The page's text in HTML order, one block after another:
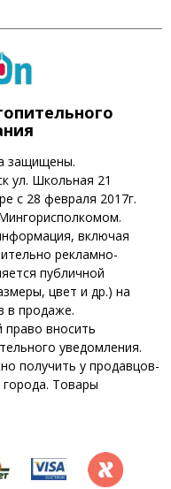
защищены.
ул. Школьная 21
с 28 февраля 2017г.
включая
рекламно-
публичной
цвет и др.) на
в продаже.
право вносить
уведомления.
получить у продавцов-
Товары